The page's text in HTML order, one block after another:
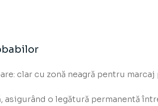
clar cu zonă neagră pentru
asigurând o legătură permanentă